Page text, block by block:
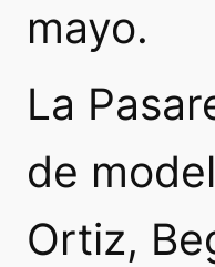
mayo.
La
de
Ortiz,